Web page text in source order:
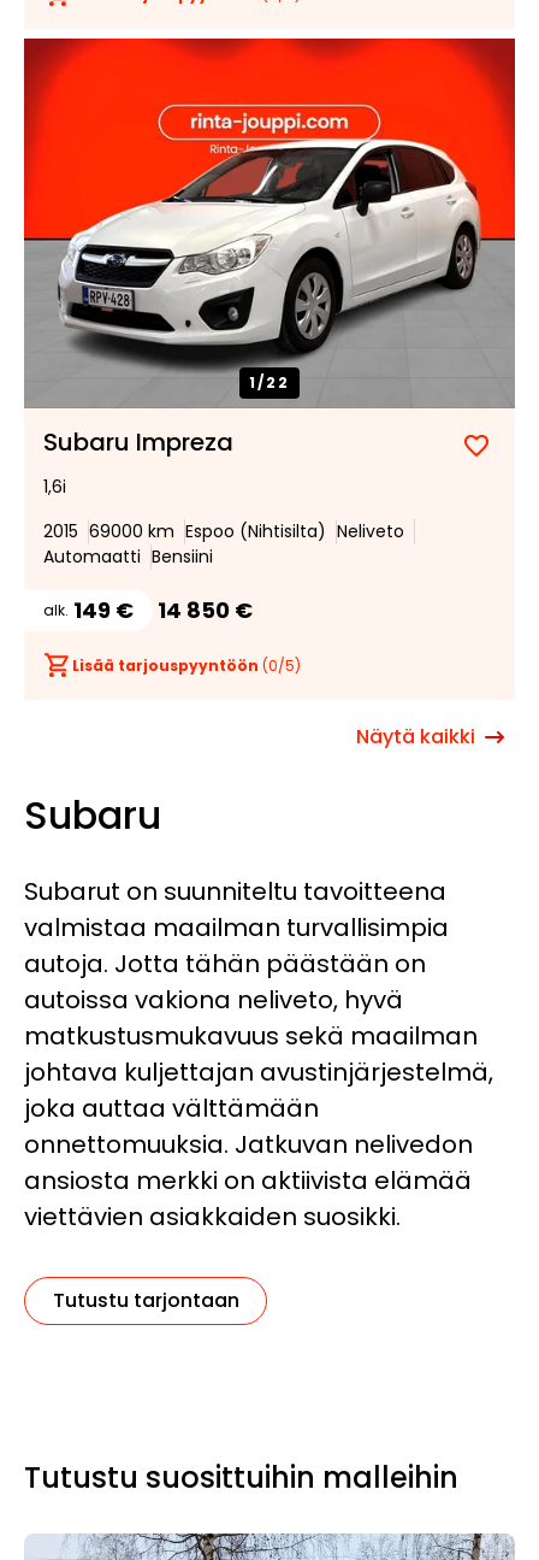
1/22
Subaru Impreza
Lisää
1,6i
2015 69000 km Espoo (Nihtisilta) Neliveto
Automaatti Bensiini
alk. 149 € 14 850 €
Lisää tarjouspyyntöön (0/5)
Näytä kaikki
Subaru
Subarut on suunniteltu tavoitteena
valmistaa maailman turvallisimpia
autoja. Jotta tähän päästään on
autoissa vakiona neliveto, hyvä
matkustusmukavuus sekä maailman
johtava kuljettajan avustinjärjestelmä,
joka auttaa välttämään
onnettomuuksia. Jatkuvan nelivedon
ansiosta merkki on aktiivista elämää
viettävien asiakkaiden suosikki.
Tutustu tarjontaan
Tutustu suosittuihin malleihin